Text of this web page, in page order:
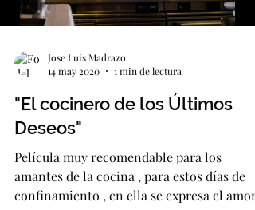
Jose Luis Madrazo
14 may 2020
1 min de lectura